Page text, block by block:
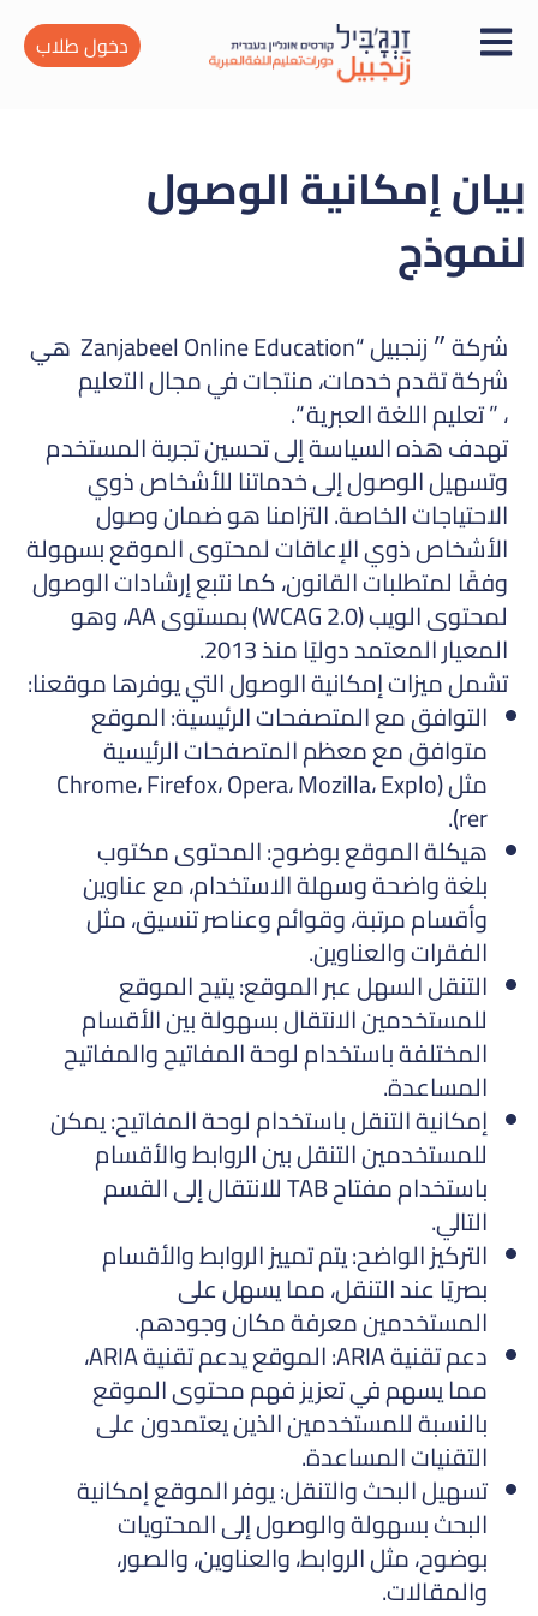
دخول طلاب
بيان إمكانية الوصول
لنموذج
شركة ״ زنجبيل “Zanjabeel Online Education هي
شركة تقدم خدمات، منتجات في مجال التعليم
، ” تعليم اللغة العبرية “.
تهدف هذه السياسة إلى تحسين تجربة المستخدم
وتسهيل الوصول إلى خدماتنا للأشخاص ذوي
الاحتياجات الخاصة. التزامنا هو ضمان وصول
الأشخاص ذوي الإعاقات لمحتوى الموقع بسهولة
وفقًا لمتطلبات القانون، كما نتبع إرشادات الوصول
لمحتوى الويب (WCAG 2.0) بمستوى AA، وهو
المعيار المعتمد دوليًا منذ 2013.
تشمل ميزات إمكانية الوصول التي يوفرها موقعنا:
التوافق مع المتصفحات الرئيسية: الموقع
متوافق مع معظم المتصفحات الرئيسية
مثل (Chrome، Firefox، Opera، Mozilla، Explo
rer).
هيكلة الموقع بوضوح: المحتوى مكتوب
بلغة واضحة وسهلة الاستخدام، مع عناوين
وأقسام مرتبة، وقوائم وعناصر تنسيق، مثل
الفقرات والعناوين.
التنقل السهل عبر الموقع: يتيح الموقع
للمستخدمين الانتقال بسهولة بين الأقسام
المختلفة باستخدام لوحة المفاتيح والمفاتيح
المساعدة.
إمكانية التنقل باستخدام لوحة المفاتيح: يمكن
للمستخدمين التنقل بين الروابط والأقسام
باستخدام مفتاح TAB للانتقال إلى القسم
التالي.
التركيز الواضح: يتم تمييز الروابط والأقسام
بصريًا عند التنقل، مما يسهل على
المستخدمين معرفة مكان وجودهم.
دعم تقنية ARIA: الموقع يدعم تقنية ARIA،
مما يسهم في تعزيز فهم محتوى الموقع
بالنسبة للمستخدمين الذين يعتمدون على
التقنيات المساعدة.
تسهيل البحث والتنقل: يوفر الموقع إمكانية
البحث بسهولة والوصول إلى المحتويات
بوضوح، مثل الروابط، والعناوين، والصور،
والمقالات.